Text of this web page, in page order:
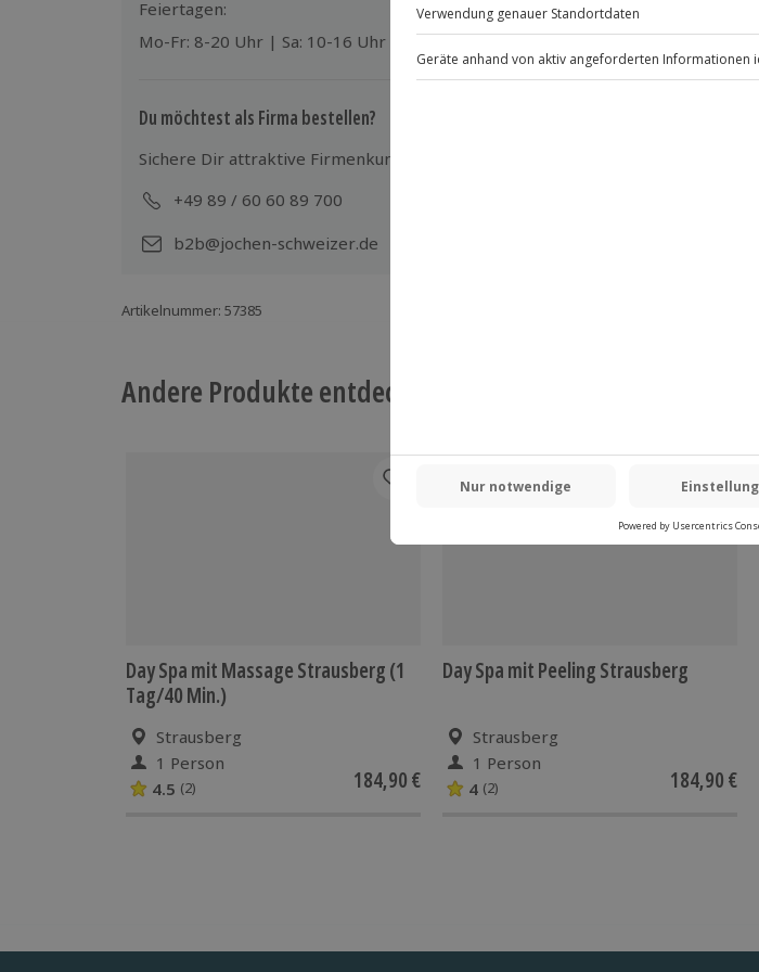
Gutschein gültig für 1 Person
Feiertagen:
Mo-Fr: 8-20 Uhr | Sa: 10-16 Uhr
Du möchtest als Firma bestellen?
Sichere Dir attraktive Firmenkunden Vorteile.
+49 89 / 60 60 89 700
b2b@jochen-schweizer.de
Artikelnummer: 57385
Andere Produkte entdecken
Day Spa mit Massage Strausberg (1
Tag/40 Min.)
Strausberg
1 Person
4.5 (2) 184,90 €
Day Spa mit Peeling Strausberg
Strausberg
1 Person
4 (2) 184,90 €